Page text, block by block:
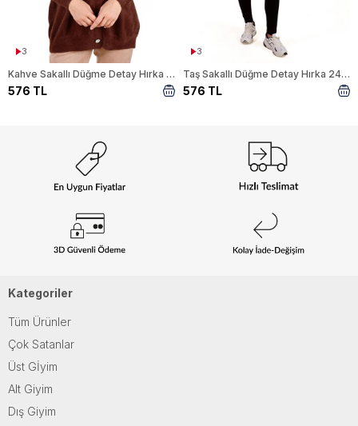
3
Kahve Sakallı Düğme Detay Hırka 24153
576 TL
3
Taş Sakallı Düğme Detay Hırka 24153
576 TL
Kategoriler
Tüm Ürünler
Çok Satanlar
Üst Gİyim
Alt Giyim
Dış Giyim